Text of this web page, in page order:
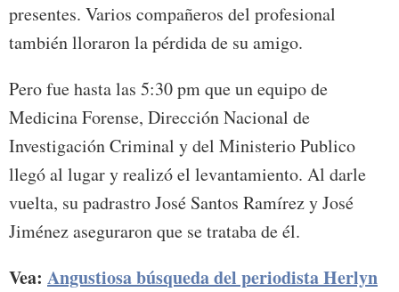
presentes. Varios compañeros del profesional
también lloraron la pérdida de su amigo.
Pero fue hasta las 5:30 pm que un equipo de
Medicina Forense, Dirección Nacional de
Investigación Criminal y del Ministerio Publico
llegó al lugar y realizó el levantamiento. Al darle
vuelta, su padrastro José Santos Ramírez y José
Jiménez aseguraron que se trataba de él.
Vea: Angustiosa búsqueda del periodista Herlyn